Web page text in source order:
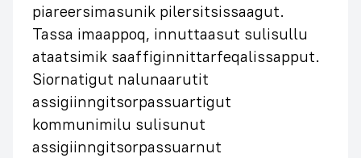
piareersimasunik pilersitsissaagut.
Tassa imaappoq, innuttaasut sulisullu
ataatsimik saaffiginnittarfeqalissapput.
Siornatigut nalunaarutit
assigiinngitsorpassuartigut
kommunimilu sulisunut
assigiinngitsorpassuarnut